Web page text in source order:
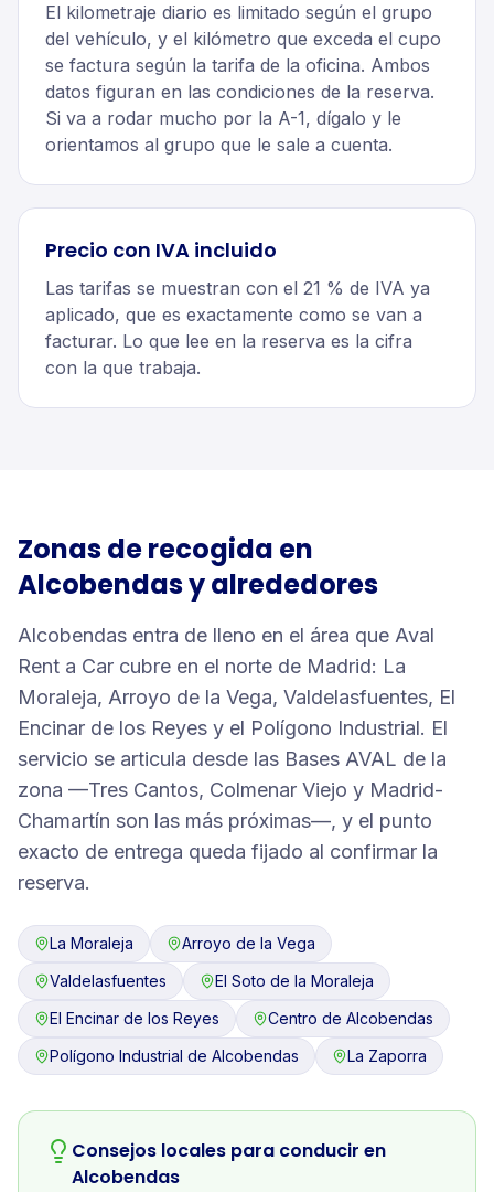
El kilometraje diario es limitado según el grupo
del vehículo, y el kilómetro que exceda el cupo
se factura según la tarifa de la oficina. Ambos
datos figuran en las condiciones de la reserva.
Si va a rodar mucho por la A-1, dígalo y le
orientamos al grupo que le sale a cuenta.
Precio con IVA incluido
Las tarifas se muestran con el 21 % de IVA ya
aplicado, que es exactamente como se van a
facturar. Lo que lee en la reserva es la cifra
con la que trabaja.
Zonas de recogida en
Alcobendasy alrededores
Alcobendas entra de lleno en el área que Aval
Rent a Car cubre en el norte de Madrid: La
Moraleja, Arroyo de la Vega, Valdelasfuentes, El
Encinar de los Reyes y el Polígono Industrial. El
servicio se articula desde las Bases AVAL de la
zona —Tres Cantos, Colmenar Viejo y Madrid-
Chamartín son las más próximas—, y el punto
exacto de entrega queda fijado al confirmar la
reserva.
La Moraleja
Arroyo de la Vega
Valdelasfuentes
El Soto de la Moraleja
El Encinar de los Reyes
Centro de Alcobendas
Polígono Industrial de Alcobendas
La Zaporra
Consejos locales para conducir en
Alcobendas